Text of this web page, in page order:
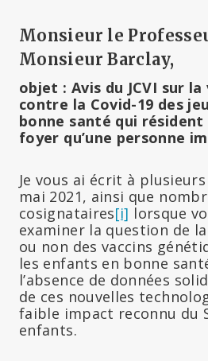
Monsieur le
Monsieur Barclay,
objet : Avis du JCVI sur
contre la Covid-19 des
bonne santé qui résident
foyer qu’une personne
Je vous ai écrit à
mai 2021, ainsi que
cosignataires[i] lorsque
examiner la question de
ou non des vaccins
les enfants en bonne
l’absence de données
de ces nouvelles
faible impact reconnu du
enfants.